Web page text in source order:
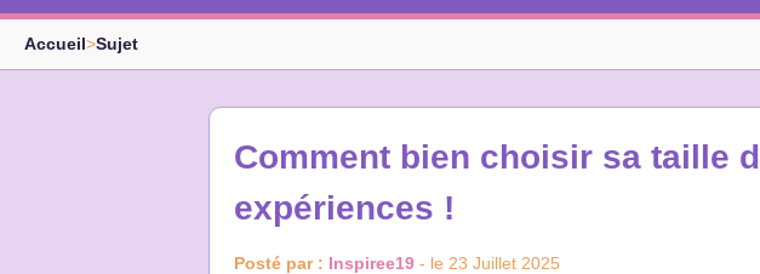
Accueil>Sujet
Comment bien choisir sa taille
expériences !
Posté par : Inspiree19 - le 23 Juillet 2025